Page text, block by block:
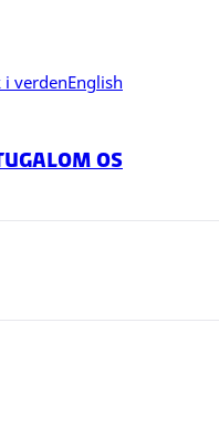
i verdenEnglish
Om os